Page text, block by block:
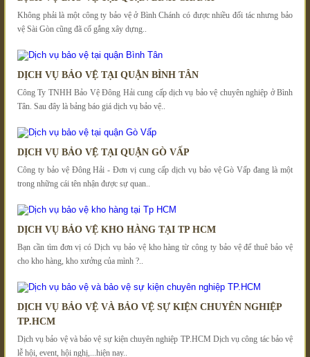
Không phải là một công ty bảo vệ ở Bình Chánh có được nhiều đối tác nhưng bảo
vệ Sài Gòn cũng đã cố gắng xây dựng..
DỊCH VỤ BẢO VỆ TẠI QUẬN BÌNH TÂN
Công Ty TNHH Bảo Vệ Đông Hải cung cấp dịch vụ bảo vệ chuyên nghiệp ở Bình
Tân. Sau đây là bảng báo giá dịch vụ bảo vệ..
DỊCH VỤ BẢO VỆ TẠI QUẬN GÒ VẤP
Công ty bảo vệ Đông Hải - Đơn vị cung cấp dịch vụ bảo vệ Gò Vấp đang là một
trong những cái tên nhận được sự quan..
DỊCH VỤ BẢO VỆ KHO HÀNG TẠI TP HCM
Bạn cần tìm đơn vị có Dịch vụ bảo vệ kho hàng từ công ty bảo vệ để thuê bảo vệ
cho kho hàng, kho xưởng của mình ?..
DỊCH VỤ BẢO VỆ VÀ BẢO VỆ SỰ KIỆN CHUYÊN NGHIỆP
TP.HCM
Dịch vụ bảo vệ và bảo vệ sự kiện chuyên nghiệp TP.HCM Dịch vụ công tác bảo vệ
lễ hội, event, hội nghị,...hiện nay..